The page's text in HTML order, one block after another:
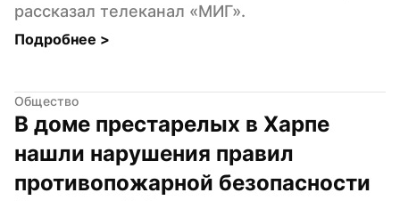
рассказал телеканал «МИГ».
Подробнее >
Общество
В доме престарелых в Харпе
нашли нарушения правил
противопожарной безопасности